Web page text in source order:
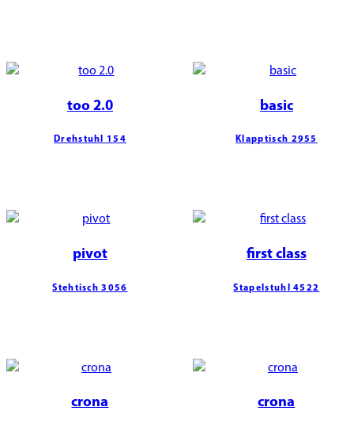
too 2.0
Drehstuhl 154
basic
Klapptisch 2955
pivot
Stehtisch 3056
first class
Stapelstuhl 4522
crona crona